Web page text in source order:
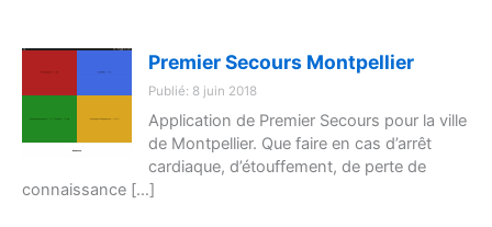
Premier Secours Montpellier
Publié: 8 juin 2018
Application de Premier Secours pour la ville
de Montpellier. Que faire en cas d’arrêt
cardiaque, d’étouffement, de perte de
connaissance […]